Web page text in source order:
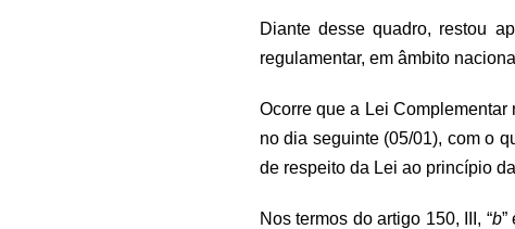
Diante desse quadro, restou
regulamentar, em âmbito
Ocorre que a Lei
no dia seguinte (05/01), com o
de respeito da Lei ao princípio
Nos termos do artigo 150, III, “b”